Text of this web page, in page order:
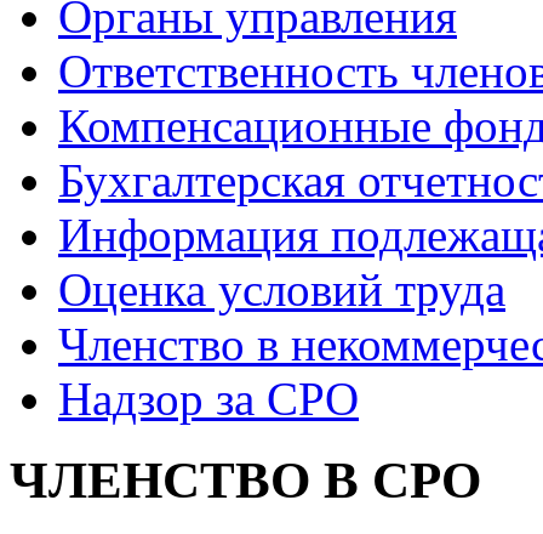
Органы управления
Ответственность
Компенсационные
Бухгалтерская
Информация
Оценка условий труда
Членство в
Надзор за СРО
ЧЛЕНСТВО В СРО